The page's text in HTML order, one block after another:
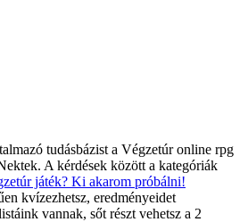
tudásbázist a Végzetúr online rpg
A kérdések között a kategóriák
játék? Ki akarom próbálni!
kvízezhetsz, eredményeidet
vannak, sőt részt vehetsz a 2